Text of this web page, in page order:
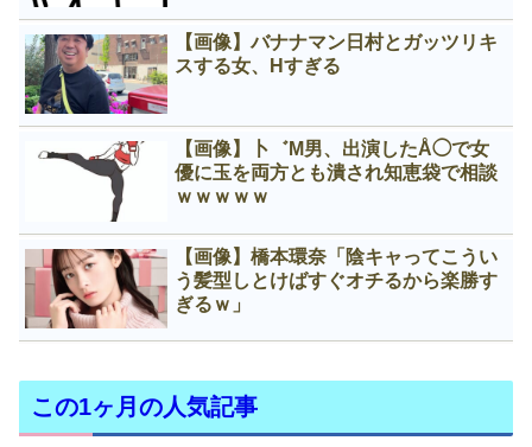
【画像】バナナマン日村とガッツリキ
スする女、Нすぎる
【画像】卜゛M男、出演したÅ◯で女
優に玉を両方とも潰され知恵袋で相談
ｗｗｗｗｗ
【画像】橋本環奈「陰キャってこうい
う髪型しとけばすぐオチるから楽勝す
ぎるｗ」
この1ヶ月の人気記事